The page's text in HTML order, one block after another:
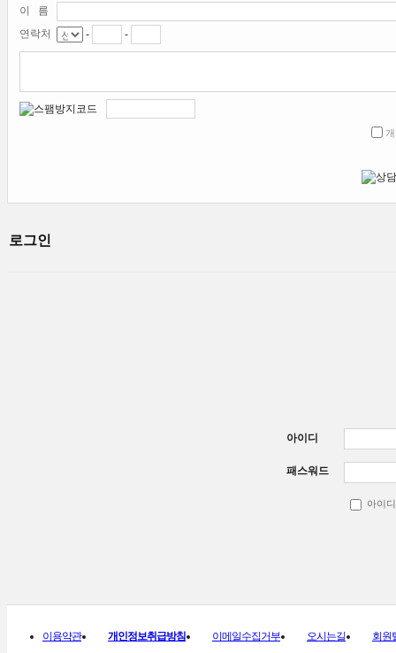
이 름
연락처
- -
로그인
아이디
패스워드
아이
이용약관 개인정보취급방침 이메일수집거부 오시는길 회원